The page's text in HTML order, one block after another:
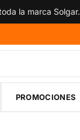
la marca Solgar.
PROMOCIONES